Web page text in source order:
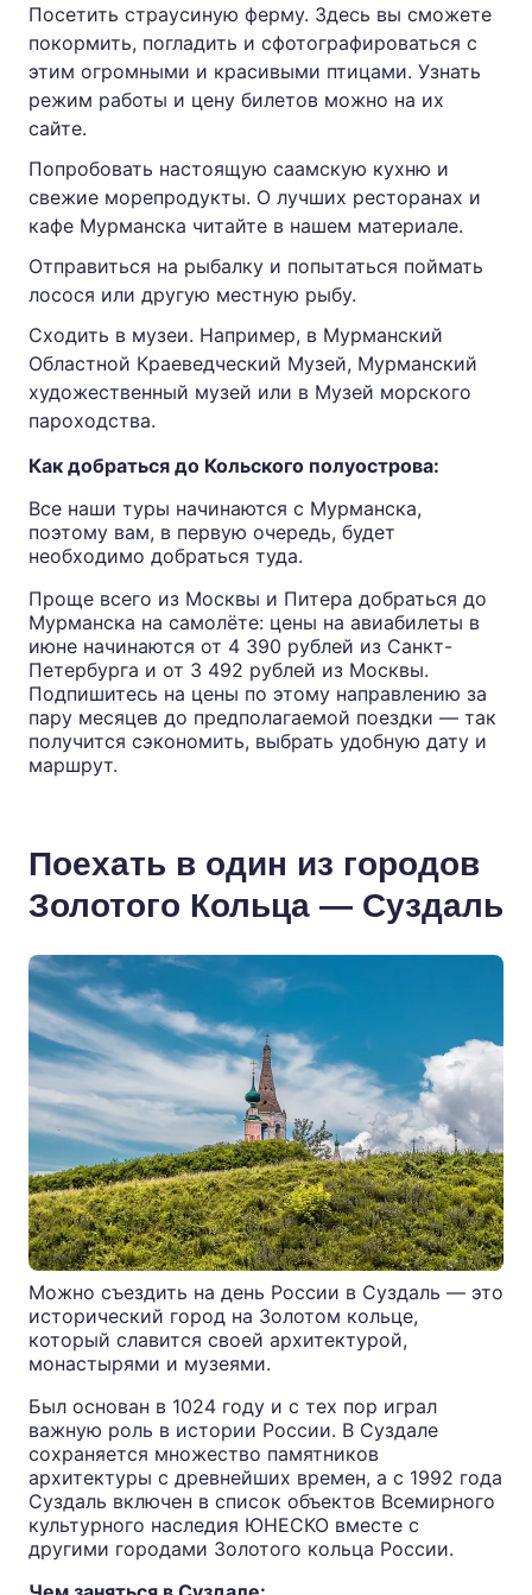
Посетить страусиную ферму. Здесь вы сможете
покормить, погладить и сфотографироваться с
этим огромными и красивыми птицами. Узнать
режим работы и цену билетов можно на их
сайте.
Попробовать настоящую саамскую кухню и
свежие морепродукты. О лучших ресторанах и
кафе Мурманска читайте в нашем материале.
Отправиться на рыбалку и попытаться поймать
лосося или другую местную рыбу.
Сходить в музеи. Например, в Мурманский
Областной Краеведческий Музей, Мурманский
художественный музей или в Музей морского
пароходства.
Как добраться до Кольского полуострова:
Все наши туры начинаются с Мурманска,
поэтому вам, в первую очередь, будет
необходимо добраться туда.
Проще всего из Москвы и Питера добраться до
Мурманска на самолёте: цены на авиабилеты в
июне начинаются от 4 390 рублей из Санкт-
Петербурга и от 3 492 рублей из Москвы.
Подпишитесь на цены по этому направлению за
пару месяцев до предполагаемой поездки — так
получится сэкономить, выбрать удобную дату и
маршрут.
Поехать в один из городов
Золотого Кольца — Суздаль
Можно съездить на день России в Суздаль — это
исторический город на Золотом кольце,
который славится своей архитектурой,
монастырями и музеями.
Был основан в 1024 году и с тех пор играл
важную роль в истории России. В Суздале
сохраняется множество памятников
архитектуры с древнейших времен, а с 1992 года
Суздаль включен в список объектов Всемирного
культурного наследия ЮНЕСКО вместе с
другими городами Золотого кольца России.